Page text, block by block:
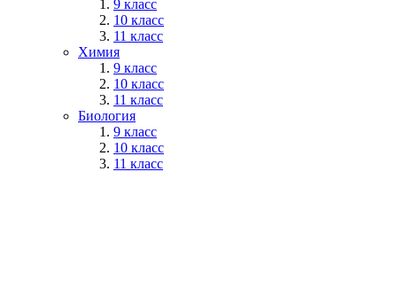
9 класс
10 класс
11 класс
Химия
9 класс
10 класс
11 класс
Биология
9 класс
10 класс
11 класс